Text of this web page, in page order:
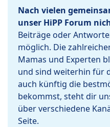
Nach vielen
unser HiPP Forum
Beiträge oder
möglich. Die
Mamas und Experten
und sind weiterhin für
auch künftig die
bekommst, steht dir
über verschiedene
Seite.